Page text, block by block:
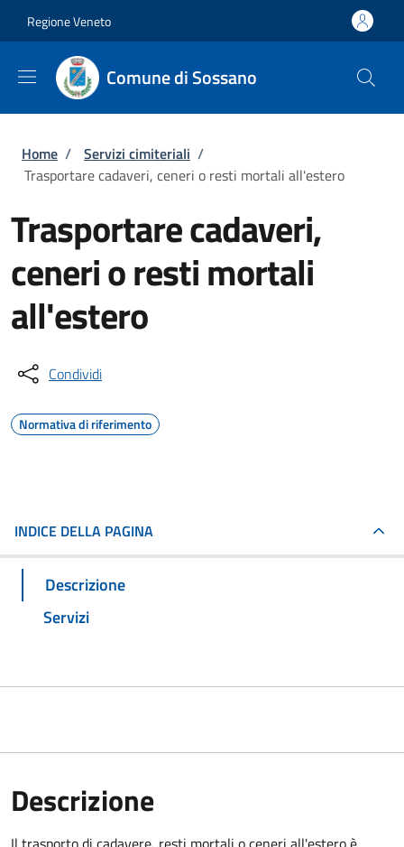
Regione Veneto
Comune di Sossano
Briciole di pane
Home / Servizi cimiteriali /
Trasportare cadaveri, ceneri o resti mortali all'estero
Trasportare cadaveri,
ceneri o resti mortali
all'estero
Condividi
Normativa di riferimento
INDICE DELLA PAGINA
Descrizione
Servizi
Descrizione